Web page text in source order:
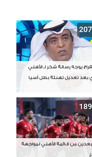
يوجه رسالة شكر لـ الأهلي
بعد تعديل تهنئة بطل آسيا
من قائمة الأهلي لمواجهة